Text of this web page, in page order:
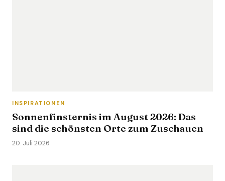
INSPIRATIONEN
Sonnenfinsternis im August 2026: Das
sind die schönsten Orte zum Zuschauen
20. Juli 2026